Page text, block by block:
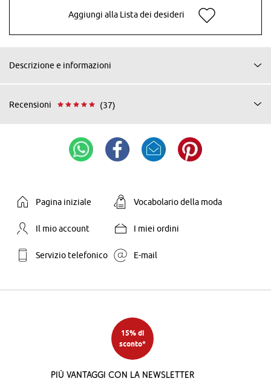
Aggiungi alla Lista dei desideri
Descrizione e informazioni
Recensioni (37)
Pagina iniziale Vocabolario della moda
Il mio account I miei ordini
Servizio telefonico E-mail
15% di
sconto*
Più vantaggi con la newsletter